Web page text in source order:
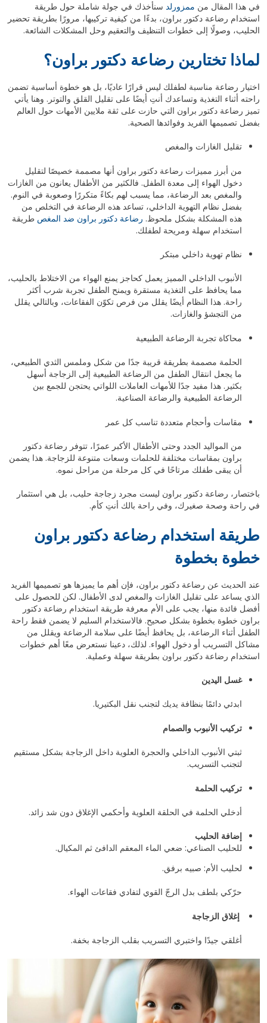
في هذا المقال من ممزورلد سنأخذك في جولة شاملة حول طريقة
استخدام رضاعة دكتور براون، بدءًا من كيفية تركيبها، مرورًا بطريقة تحضير
الحليب، وصولًا إلى خطوات التنظيف والتعقيم وحل المشكلات الشائعة.
لماذا تختارين رضاعة دكتور براون؟
اختيار رضاعة مناسبة لطفلك ليس قرارًا عاديًا، بل هو خطوة أساسية تضمن
راحته أثناء التغذية وتساعدك أنتِ أيضًا على تقليل القلق والتوتر. وهنا يأتي
تميز رضاعة دكتور براون التي حازت على ثقة ملايين الأمهات حول العالم
بفضل تصميمها الفريد وفوائدها الصحية.
تقليل الغازات والمغص
من أبرز مميزات رضاعة دكتور براون أنها مصممة خصيصًا لتقليل
دخول الهواء إلى معدة الطفل. فالكثير من الأطفال يعانون من الغازات
والمغص بعد الرضاعة، مما يسبب لهم بكاءً متكررًا وصعوبة في النوم.
بفضل نظام التهوية الداخلي، تساعد هذه الرضاعة في التخلص من
هذه المشكلة بشكل ملحوظ. رضاعة دكتور براون ضد المغص طريقة
استخدام سهلة ومريحة لطفلك.
نظام تهوية داخلي مبتكر
الأنبوب الداخلي المميز يعمل كحاجز يمنع الهواء من الاختلاط بالحليب،
مما يحافظ على التغذية مستقرة ويمنح الطفل تجربة شرب أكثر
راحة. هذا النظام أيضًا يقلل من فرص تكوّن الفقاعات، وبالتالي يقلل
من التجشؤ والغازات.
محاكاة تجربة الرضاعة الطبيعية
الحلمة مصممة بطريقة قريبة جدًا من شكل وملمس الثدي الطبيعي،
ما يجعل انتقال الطفل من الرضاعة الطبيعية إلى الزجاجة أسهل
بكثير. هذا مفيد جدًا للأمهات العاملات اللواتي يحتجن للجمع بين
الرضاعة الطبيعية والرضاعة الصناعية.
مقاسات وأحجام متعددة تناسب كل عمر
من المواليد الجدد وحتى الأطفال الأكبر عمرًا، تتوفر رضاعة دكتور
براون بمقاسات مختلفة للحلمات وسعات متنوعة للزجاجة. هذا يضمن
أن يبقى طفلك مرتاحًا في كل مرحلة من مراحل نموه.
باختصار، رضاعة دكتور براون ليست مجرد زجاجة حليب، بل هي استثمار
في راحة وصحة صغيرك، وفي راحة بالك أنتِ كأم.
طريقة استخدام رضاعة دكتور براون
خطوة بخطوة
عند الحديث عن رضاعة دكتور براون، فإن أهم ما يميزها هو تصميمها الفريد
الذي يساعد على تقليل الغازات والمغص لدى الأطفال. لكن للحصول على
أفضل فائدة منها، يجب على الأم معرفة طريقة استخدام رضاعة دكتور
براون خطوة بخطوة بشكل صحيح. فالاستخدام السليم لا يضمن فقط راحة
الطفل أثناء الرضاعة، بل يحافظ أيضًا على سلامة الرضاعة ويقلل من
مشاكل التسريب أو دخول الهواء. لذلك، دعينا نستعرض معًا أهم خطوات
استخدام رضاعة دكتور براون بطريقة سهلة وعملية.
غسل اليدين
ابدئي دائمًا بنظافة يديك لتجنب نقل البكتيريا.
تركيب الأنبوب والصمام
ثبتي الأنبوب الداخلي والحجرة العلوية داخل الزجاجة بشكل مستقيم
لتجنب التسريب.
تركيب الحلمة
أدخلي الحلمة في الحلقة العلوية وأحكمي الإغلاق دون شد زائد.
إضافة الحليب
للحليب الصناعي: ضعي الماء المعقم الدافئ ثم المكيال.
لحليب الأم: صبيه برفق.
حرّكي بلطف بدل الرجّ القوي لتفادي فقاعات الهواء.
إغلاق الزجاجة
أغلقي جيدًا واختبري التسريب بقلب الزجاجة بخفة.